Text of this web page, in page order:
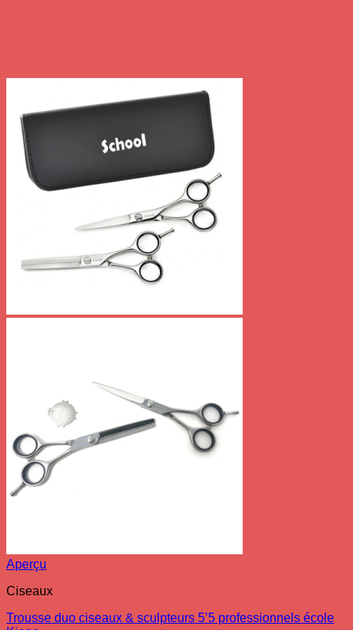
Aperçu
Ciseaux
Trousse duo ciseaux & sculpteurs 5’5 professionnels école